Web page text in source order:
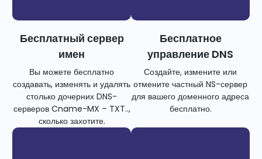
Бесплатный сервер
имен
Вы можете бесплатно
создавать, изменять и удалять
столько дочерних DNS-
серверов Cname-MX – TXT..,
сколько захотите.
Бесплатное
управление DNS
Создайте, измените или
отмените частный NS-сервер
для вашего доменного адреса
бесплатно.